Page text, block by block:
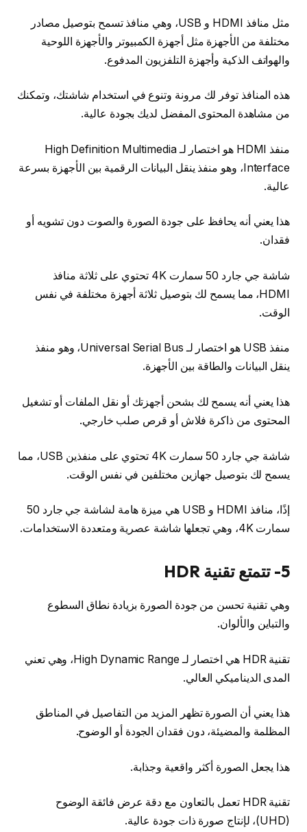
مثل منافذ HDMI و USB، وهي منافذ تسمح بتوصيل مصادر
مختلفة من الأجهزة مثل أجهزة الكمبيوتر والأجهزة اللوحية
والهواتف الذكية وأجهزة التلفزيون المدفوع.
هذه المنافذ توفر لك مرونة وتنوع في استخدام شاشتك، وتمكنك
من مشاهدة المحتوى المفضل لديك بجودة عالية.
منفذ HDMI هو اختصار لـ High Definition Multimedia
Interface، وهو منفذ ينقل البيانات الرقمية بين الأجهزة بسرعة
عالية.
هذا يعني أنه يحافظ على جودة الصورة والصوت دون تشويه أو
فقدان.
شاشة جي جارد 50 سمارت 4K تحتوي على ثلاثة منافذ
HDMI، مما يسمح لك بتوصيل ثلاثة أجهزة مختلفة في نفس
الوقت.
منفذ USB هو اختصار لـ Universal Serial Bus، وهو منفذ
ينقل البيانات والطاقة بين الأجهزة.
هذا يعني أنه يسمح لك بشحن أجهزتك أو نقل الملفات أو تشغيل
المحتوى من ذاكرة فلاش أو قرص صلب خارجي.
شاشة جي جارد 50 سمارت 4K تحتوي على منفذين USB، مما
يسمح لك بتوصيل جهازين مختلفين في نفس الوقت.
إذًا، منافذ HDMI و USB هي ميزة هامة لشاشة جي جارد 50
سمارت 4K، وهي تجعلها شاشة عصرية ومتعددة الاستخدامات.
5- تتمتع تقنية HDR
وهي تقنية تحسن من جودة الصورة بزيادة نطاق السطوع
والتباين والألوان.
تقنية HDR هي اختصار لـ High Dynamic Range، وهي تعني
المدى الديناميكي العالي.
هذا يعني أن الصورة تظهر المزيد من التفاصيل في المناطق
المظلمة والمضيئة، دون فقدان الجودة أو الوضوح.
هذا يجعل الصورة أكثر واقعية وجذابة.
تقنية HDR تعمل بالتعاون مع دقة عرض فائقة الوضوح
(UHD)، لإنتاج صورة ذات جودة عالية.